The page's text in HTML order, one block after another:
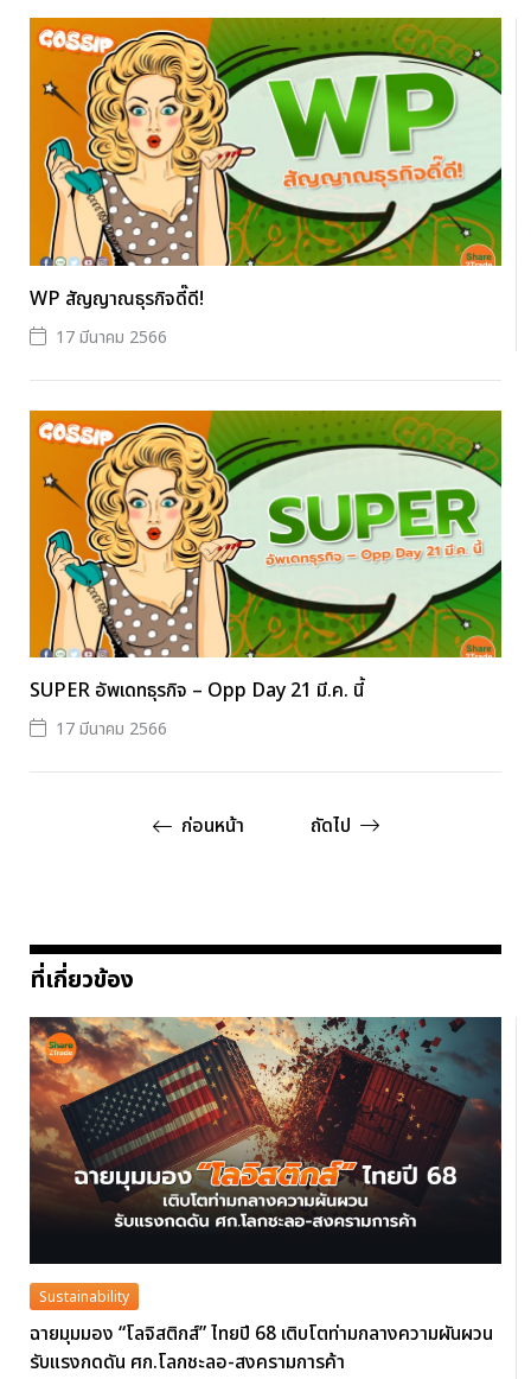
WP สัญญาณธุรกิจดี๊ดี!
17 มีนาคม 2566
SUPER อัพเดทธุรกิจ – Opp Day 21 มี.ค. นี้
17 มีนาคม 2566
ก่อนหน้า ถัดไป
ที่เกี่ยวข้อง
Sustainability
ฉายมุมมอง “โลจิสติกส์” ไทยปี 68 เติบโตท่ามกลางความผันผวน
รับแรงกดดัน ศก.โลกชะลอ-สงครามการค้า